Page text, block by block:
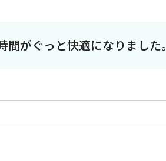
がぐっと快適になりました。